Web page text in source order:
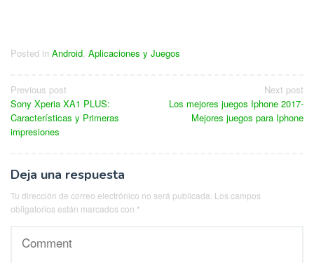
Posted in Android, Aplicaciones y Juegos
Navegación
de
entradas
Previous post
Sony Xperia XA1 PLUS:
Características y Primeras
impresiones
Next post
Los mejores juegos Iphone 2017-
Mejores juegos para Iphone
Deja una respuesta
Tu dirección de correo electrónico no será publicada. Los campos
obligatorios están marcados con *